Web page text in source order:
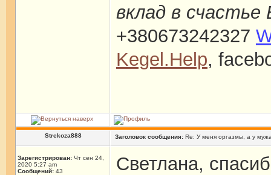
вклад в счастье
+380673242327
Kegel.Help,
Strekoza888 Заголовок сообщения: Re: У меня оргазмы, а у
Зарегистрирован: Чт сен 24,
2020 5:27 am
Сообщений: 43
Светлана,